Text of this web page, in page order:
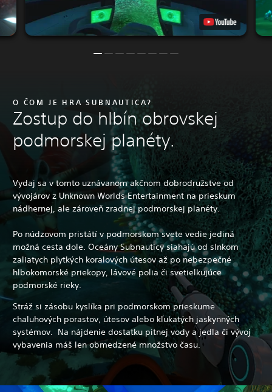
O ČOM JE HRA SUBNAUTICA?
Zostup do hlbín obrovskej
podmorskej planéty.
Vydaj sa v tomto uznávanom akčnom dobrodružstve od
vývojárov z Unknown Worlds Entertainment na prieskum
nádhernej, ale zároveň zradnej podmorskej planéty.
Po núdzovom pristátí v podmorskom svete vedie jediná
možná cesta dole. Oceány Subnauticy siahajú od slnkom
zaliatych plytkých koralových útesov až po nebezpečné
hlbokomorské priekopy, lávové polia či svetielkujúce
podmorské rieky.
Stráž si zásobu kyslíka pri podmorskom prieskume
chaluhových porastov, útesov alebo kľukatých jaskynných
systémov. Na nájdenie dostatku pitnej vody a jedla či vývoj
vybavenia máš len obmedzené množstvo času.